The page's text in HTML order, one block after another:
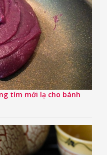
tím mới lạ cho bánh